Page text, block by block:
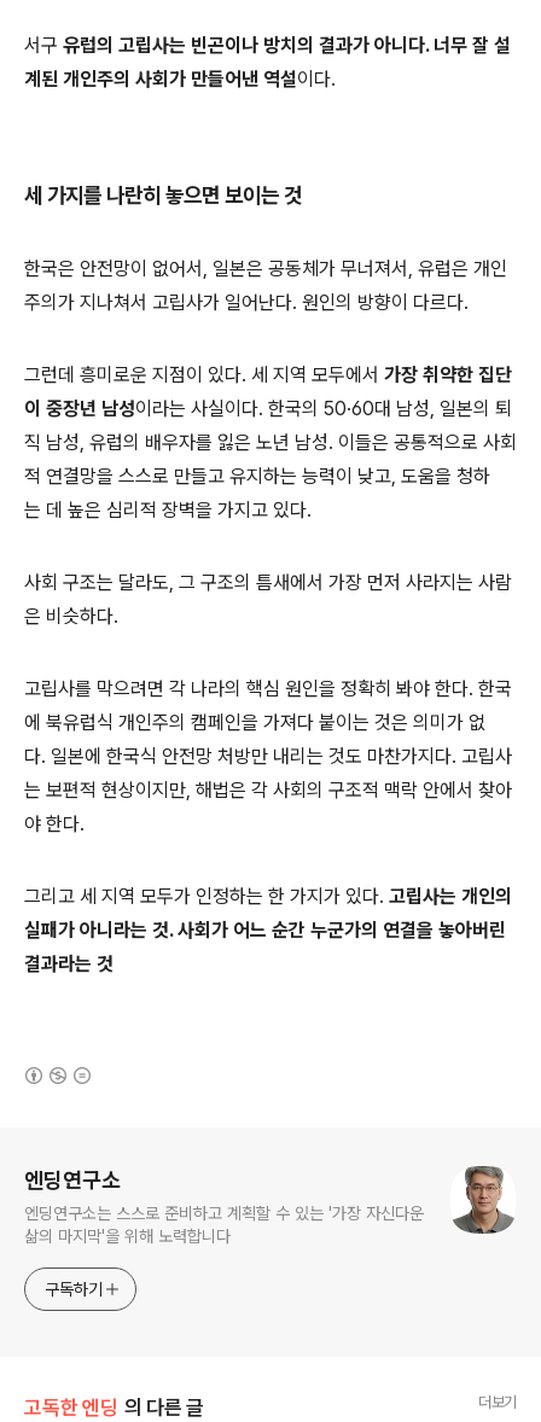
서구 유럽의 고립사는 빈곤이나 방치의 결과가 아니다. 너무 잘 설
계된 개인주의 사회가 만들어낸 역설이다.
세 가지를 나란히 놓으면 보이는 것
한국은 안전망이 없어서, 일본은 공동체가 무너져서, 유럽은 개인
주의가 지나쳐서 고립사가 일어난다. 원인의 방향이 다르다.
그런데 흥미로운 지점이 있다. 세 지역 모두에서 가장 취약한 집단
이 중장년 남성이라는 사실이다. 한국의 50·60대 남성, 일본의 퇴
직 남성, 유럽의 배우자를 잃은 노년 남성. 이들은 공통적으로 사회
적 연결망을 스스로 만들고 유지하는 능력이 낮고, 도움을 청하
는 데 높은 심리적 장벽을 가지고 있다.
사회 구조는 달라도, 그 구조의 틈새에서 가장 먼저 사라지는 사람
은 비슷하다.
고립사를 막으려면 각 나라의 핵심 원인을 정확히 봐야 한다. 한국
에 북유럽식 개인주의 캠페인을 가져다 붙이는 것은 의미가 없
다. 일본에 한국식 안전망 처방만 내리는 것도 마찬가지다. 고립사
는 보편적 현상이지만, 해법은 각 사회의 구조적 맥락 안에서 찾아
야 한다.
그리고 세 지역 모두가 인정하는 한 가지가 있다. 고립사는 개인의
실패가 아니라는 것. 사회가 어느 순간 누군가의 연결을 놓아버린
결과라는 것
엔딩연구소
엔딩연구소는 스스로 준비하고 계획할 수 있는 '가장 자신다운
삶의 마지막'을 위해 노력합니다
구독하기
고독한 엔딩 의 다른 글 더보기